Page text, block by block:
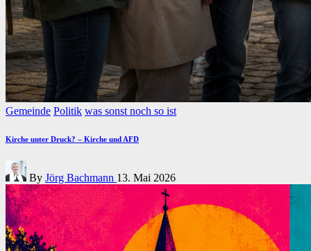
Posted
Gemeinde Politik was sonst noch so ist
Kirche unter Druck? – Kirche und AFD
Posted
by
By Jörg Bachmann 13. Mai 2026